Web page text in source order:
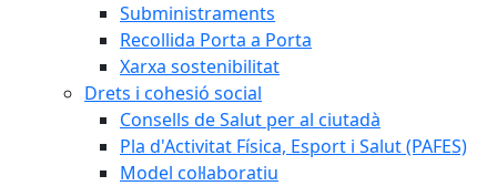
Subministraments
Recollida Porta a Porta
Xarxa sostenibilitat
Drets i cohesió social
Consells de Salut per al ciutadà
Pla d'Activitat Física, Esport i Salut (PAFES)
Model col·laboratiu